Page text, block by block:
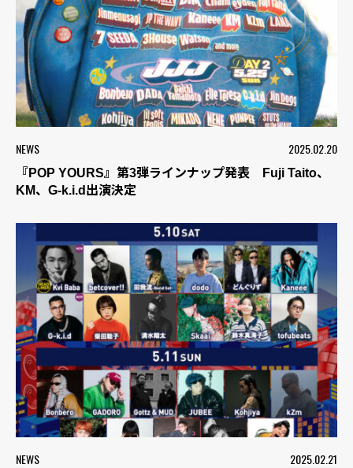
NEWS 2025.02.20
『POP YOURS』第3弾ラインナップ発表 Fuji Taito、
KM、G-k.i.d出演決定
NEWS 2025.02.21